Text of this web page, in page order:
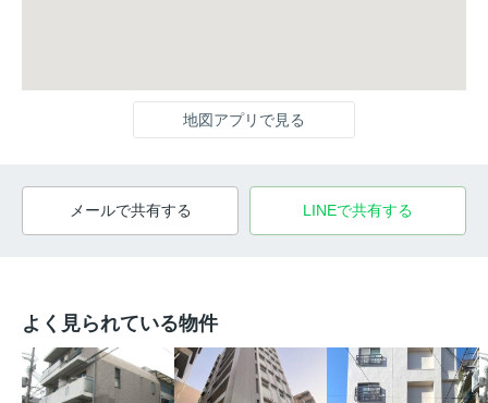
地図アプリで見る
メールで共有する LINEで共有する
よく見られている物件